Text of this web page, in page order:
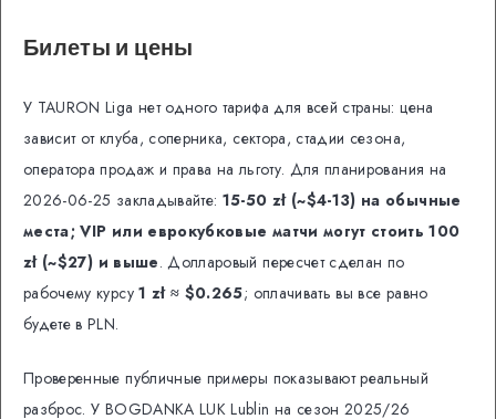
Билеты и цены
У TAURON Liga нет одного тарифа для всей страны: цена
зависит от клуба, соперника, сектора, стадии сезона,
оператора продаж и права на льготу. Для планирования на
2026-06-25 закладывайте: 15-50 zł (~$4-13) на обычные
места; VIP или еврокубковые матчи могут стоить 100
zł (~$27) и выше. Долларовый пересчет сделан по
рабочему курсу1 zł ≈ $0.265; оплачивать вы все равно
будете в PLN.
Проверенные публичные примеры показывают реальный
разброс. У BOGDANKA LUK Lublin на сезон 2025/26